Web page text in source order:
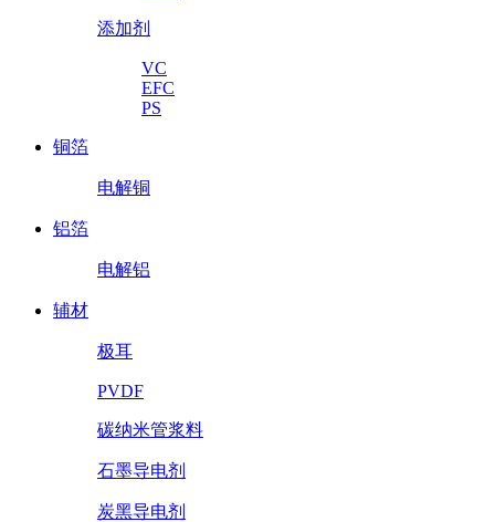
添加剂
VC
EFC
PS
铜箔
电解铜
铝箔
电解铝
辅材
极耳
PVDF
碳纳米管浆料
石墨导电剂
炭黑导电剂